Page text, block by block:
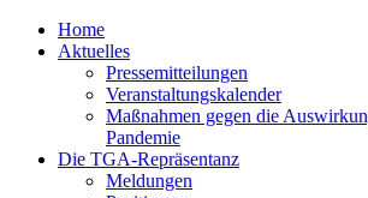
Home
Aktuelles
Pressemitteilungen
Veranstaltungskalender
Maßnahmen gegen die
Pandemie
Die TGA-Repräsentanz
Meldungen